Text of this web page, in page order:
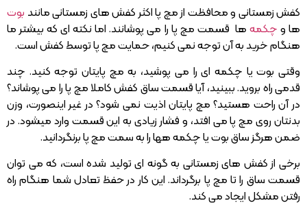
کفش زمستانی و محافظت از مچ پا اکثر کفش های زمستانی مانند بوت
ها و چکمه ها قسمت مچ پا را می پوشانند. اما نکته ای که بیشتر ما
هنگام خرید به آن توجه نمی کنیم، حمایت مچ پا توسط کفش است.
وقتی بوت یا چکمه ای را می پوشید، به مچ پایتان توجه کنید. چند
قدمی راه بروید. ببینید، آیا قسمت ساق کفش کاملا مچ پا را می پوشاند؟
در آن راحت هستید؟ مچ پایتان اذیت نمی شود؟ در غیر اینصورت، وزن
بدنتان روی مچ پا می افتد، و فشار زیادی به این قسمت وارد میشود. در
ضمن هرگز ساق بوت یا چکمه هها را به سمت مچ پا برنگردانید.
برخی از کفش های زمستانی به گونه ای تولید شده است، که می توان
قسمت ساق را تا مچ پا برگرداند. این کار در حفظ تعادل شما هنگام راه
رفتن مشکل ایجاد می کند.